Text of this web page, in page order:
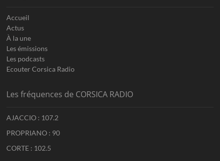
Accueil
Actus
À la une
Les émissions
Les podcasts
Ecouter Corsica Radio
Les fréquences de CORSICA RADIO
AJACCIO : 107.2
PROPRIANO : 90
CORTE : 102.5